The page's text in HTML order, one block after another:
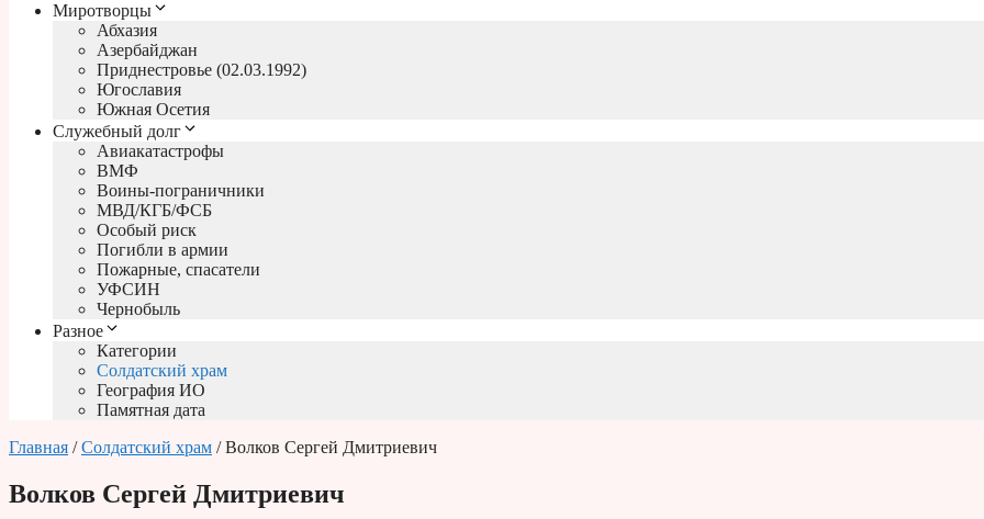
Миротворцы
Абхазия
Азербайджан
Приднестровье (02.03.1992)
Югославия
Южная Осетия
Служебный долг
Авиакатастрофы
ВМФ
Воины-пограничники
МВД/КГБ/ФСБ
Особый риск
Погибли в армии
Пожарные, спасатели
УФСИН
Чернобыль
Разное
Категории
Солдатский храм
География ИО
Памятная дата
Главная /Солдатский храм / Волков Сергей Дмитриевич
Волков Сергей Дмитриевич